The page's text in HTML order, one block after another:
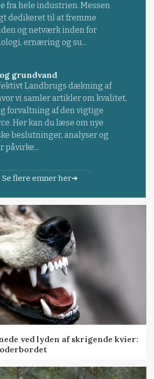
fra hele industrien. Messen
dedikeret til at fremme
og netværk inden for
ernæring og su...
grundvand
Landbrugs dækning af
vi samler artikler om kvalitet,
forvaltning af den vigtige
Her kan du læse om nye
beslutninger, analyser og
påvirke...
Se flere emner her
ved lyden af skrigende kvier: